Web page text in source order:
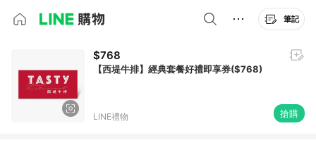
筆記
$768
【西堤牛排】經典套餐好禮即享券($768)
LINE禮物 搶購